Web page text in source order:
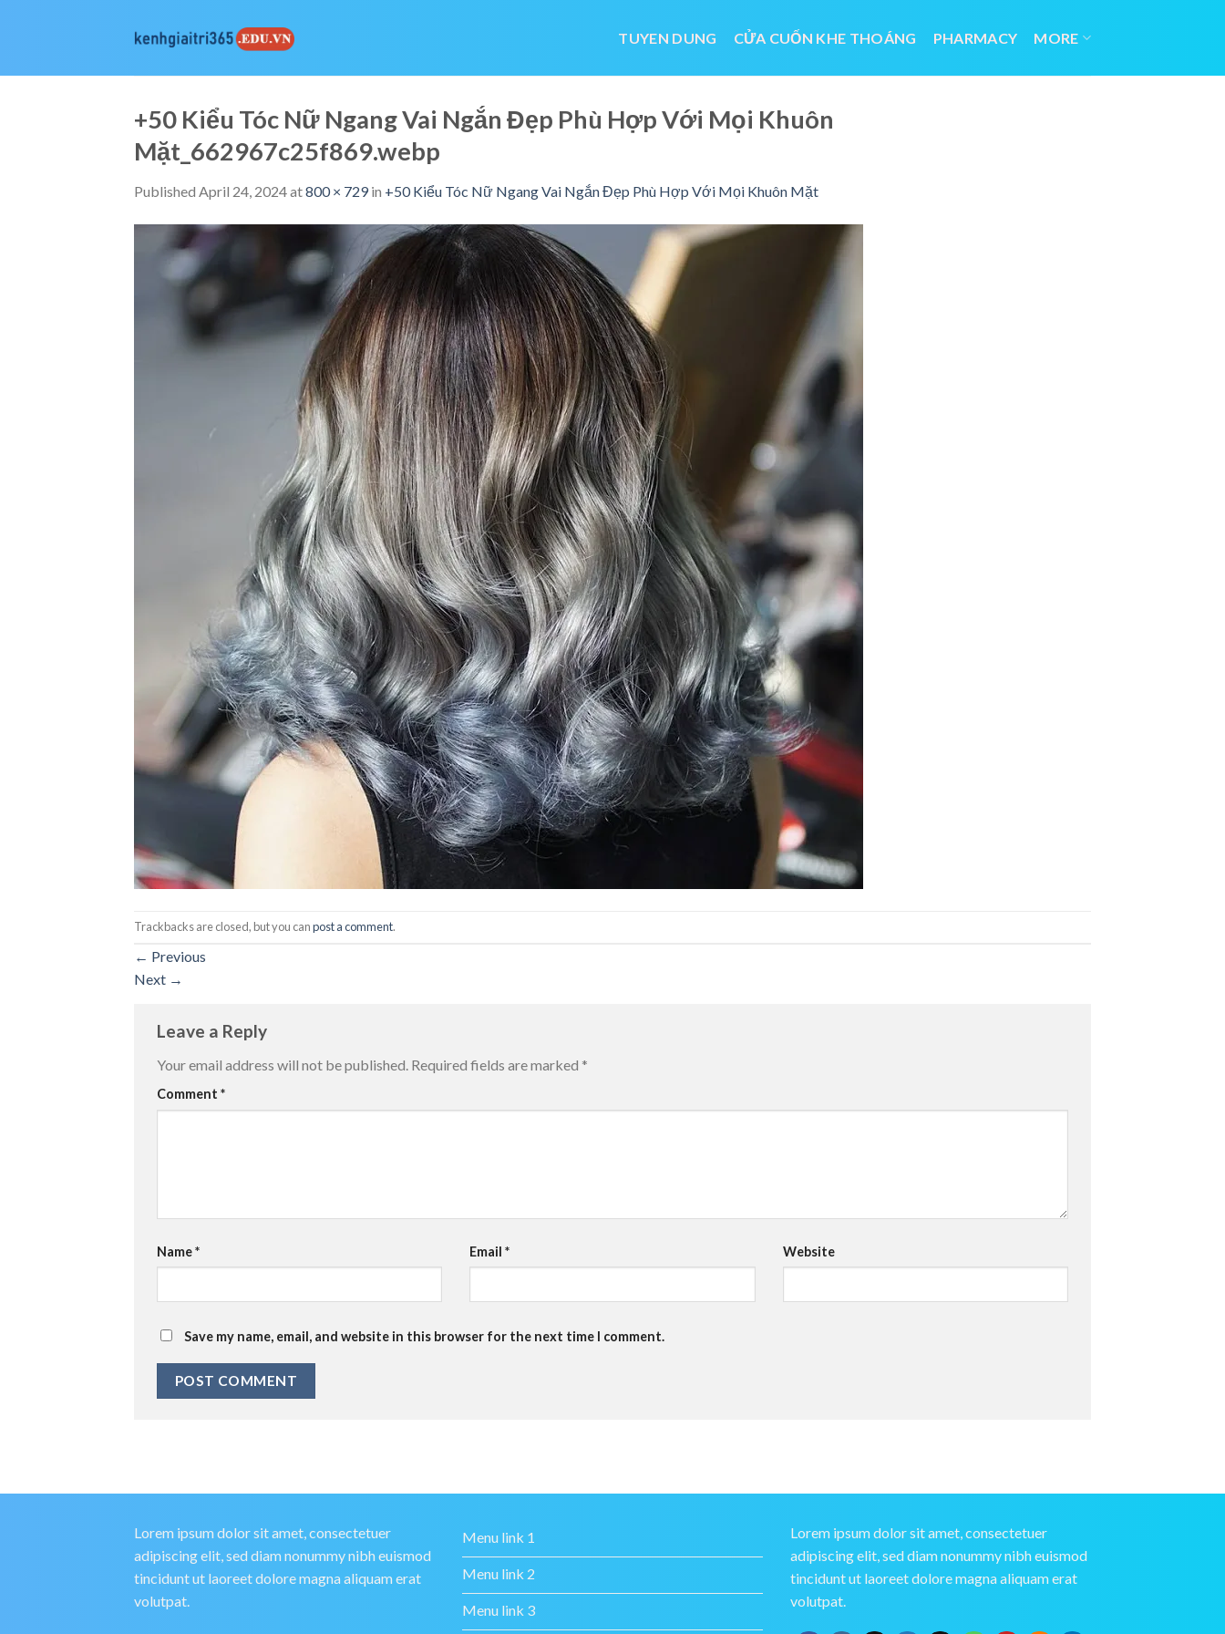
TUYEN DUNG CỬA CUỐN KHE THOÁNG PHARMACY MORE
+50 Kiểu Tóc Nữ Ngang Vai Ngắn Đẹp Phù Hợp Với Mọi Khuôn
Mặt_662967c25f869.webp
Published April 24, 2024at800 × 729in +50 Kiểu Tóc Nữ Ngang Vai Ngắn Đẹp Phù Hợp Với Mọi Khuôn Mặt
Trackbacks are closed, but you canpost a comment.
← Previous
Next →
Leave a Reply
Your email address will not be published. Required fields are marked *
Comment *
Name* Email* Website
Save my name, email, and website in this browser for the next time I comment.
Lorem ipsum dolor sit amet, consectetuer
adipiscing elit, sed diam nonummy nibh euismod
tincidunt ut laoreet dolore magna aliquam erat
volutpat.
Menu link 1
Menu link 2
Menu link 3
Lorem ipsum dolor sit amet, consectetuer
adipiscing elit, sed diam nonummy nibh euismod
tincidunt ut laoreet dolore magna aliquam erat
volutpat.